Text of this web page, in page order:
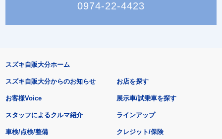
0974-22-4423
スズキ自販大分ホーム
スズキ自販大分からのお知らせ
お客様Voice
スタッフによるクルマ紹介
お店を探す
展示車/試乗車を探す
ラインアップ
車検/点検/整備 クレジット/保険